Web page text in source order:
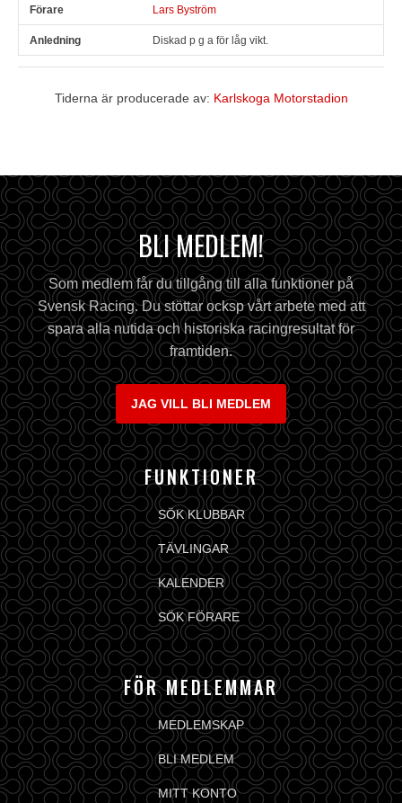
Lars Byström
Diskad p g a för låg vikt.
Tiderna är producerade av: Karlskoga Motorstadion
BLI MEDLEM!
Som medlem får du tillgång till alla funktioner på
Svensk Racing. Du stöttar ocksp vårt arbete med att
spara alla nutida och historiska racingresultat för
framtiden.
JAG VILL BLI MEDLEM
FUNKTIONER
SÖK KLUBBAR
TÄVLINGAR
KALENDER
SÖK FÖRARE
FÖR MEDLEMMAR
MEDLEMSKAP
BLI MEDLEM
MITT KONTO